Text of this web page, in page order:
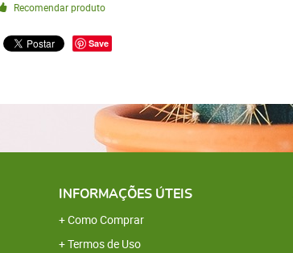
Recomendar produto
Save
INFORMAÇÕES ÚTEIS
Como Comprar
Termos de Uso